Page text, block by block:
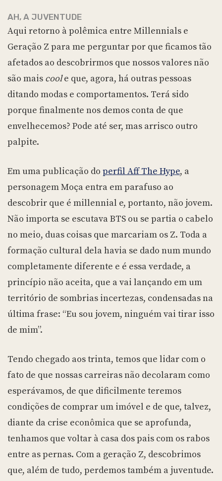
AH, A JUVENTUDE
Aqui retorno à polêmica entre Millennials e
Geração Z para me perguntar por que ficamos tão
afetados ao descobrirmos que nossos valores não
são mais coole que, agora, há outras pessoas
ditando modas e comportamentos. Terá sido
porque finalmente nos demos conta de que
envelhecemos? Pode até ser, mas arrisco outro
palpite.
Em uma publicação do perfil Aff The Hype, a
personagem Moça entra em parafuso ao
descobrir que é millennial e, portanto, não jovem.
Não importa se escutava BTS ou se partia o cabelo
no meio, duas coisas que marcariam os Z. Toda a
formação cultural dela havia se dado num mundo
completamente diferente e é essa verdade, a
princípio não aceita, que a vai lançando em um
território de sombrias incertezas, condensadas na
última frase: “Eu sou jovem, ninguém vai tirar isso
de mim”.
Tendo chegado aos trinta, temos que lidar com o
fato de que nossas carreiras não decolaram como
esperávamos, de que dificilmente teremos
condições de comprar um imóvel e de que, talvez,
diante da crise econômica que se aprofunda,
tenhamos que voltar à casa dos pais com os rabos
entre as pernas. Com a geração Z, descobrimos
que, além de tudo, perdemos também a juventude.